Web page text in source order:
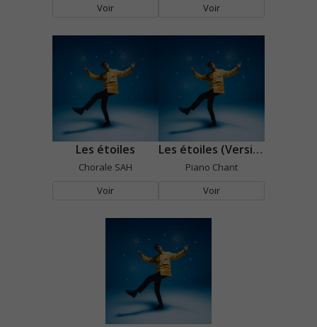
Voir
Voir
Les étoiles
Chorale SAH
Voir
Les étoiles (Version acoustique)
Piano Chant
Voir